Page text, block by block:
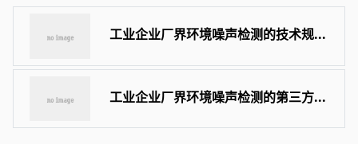
工业企业厂界环境噪声检测的技术规...
工业企业厂界环境噪声检测的第三方...